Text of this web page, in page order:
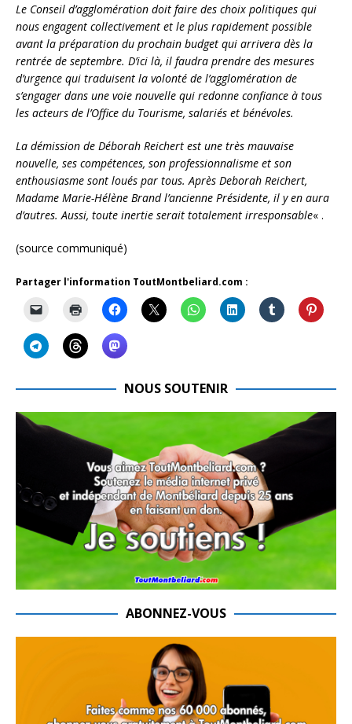
Le Conseil d’agglomération doit faire des choix politiques qui
nous engagent collectivement et le plus rapidement possible
avant la préparation du prochain budget qui arrivera dès la
rentrée de septembre. D’ici là, il faudra prendre des mesures
d’urgence qui traduisent la volonté de l’agglomération de
s’engager dans une voie nouvelle qui redonne confiance à tous
les acteurs de l’Office du Tourisme, salariés et bénévoles.
La démission de Déborah Reichert est une très mauvaise
nouvelle, ses compétences, son professionnalisme et son
enthousiasme sont loués par tous. Après Deborah Reichert,
Madame Marie-Hélène Brand l’ancienne Présidente, il y en aura
d’autres. Aussi, toute inertie serait totalement irresponsable« .
(source communiqué)
Partager l'information ToutMontbeliard.com :
NOUS SOUTENIR
ABONNEZ-VOUS